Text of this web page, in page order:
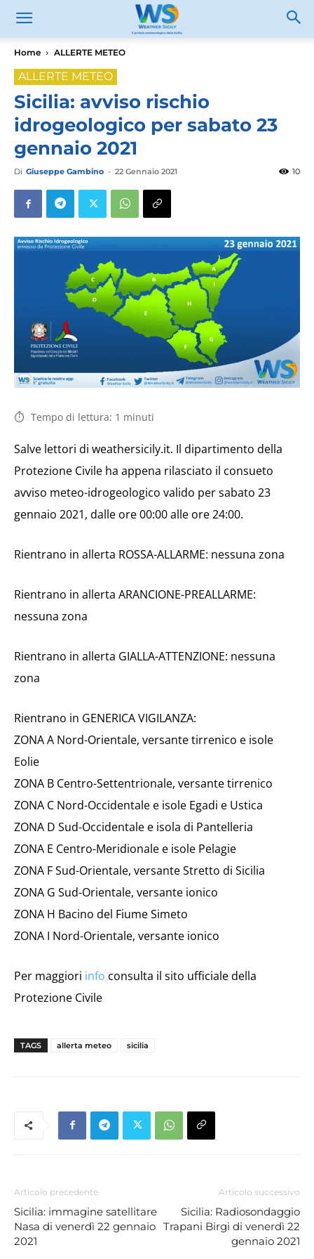
Home ALLERTE METEO
ALLERTE METEO
Sicilia: avviso rischio
idrogeologico per sabato 23
gennaio 2021
Di Giuseppe Gambino - 22 Gennaio 2021 10
Tempo di lettura: 1 minuti
Salve lettori di weathersicily.it. Il dipartimento della
Protezione Civile ha appena rilasciato il consueto
avviso meteo-idrogeologico valido per sabato 23
gennaio 2021, dalle ore 00:00 alle ore 24:00.
Rientrano in allerta ROSSA-ALLARME: nessuna zona
Rientrano in allerta ARANCIONE-PREALLARME:
nessuna zona
Rientrano in allerta GIALLA-ATTENZIONE: nessuna
zona
Rientrano in GENERICA VIGILANZA:
ZONA A Nord-Orientale, versante tirrenico e isole
Eolie
ZONA B Centro-Settentrionale, versante tirrenico
ZONA C Nord-Occidentale e isole Egadi e Ustica
ZONA D Sud-Occidentale e isola di Pantelleria
ZONA E Centro-Meridionale e isole Pelagie
ZONA F Sud-Orientale, versante Stretto di Sicilia
ZONA G Sud-Orientale, versante ionico
ZONA H Bacino del Fiume Simeto
ZONA I Nord-Orientale, versante ionico
Per maggiori info consulta il sito ufficiale della
Protezione Civile
TAGS allerta meteo sicilia
Articolo precedente
Sicilia: immagine satellitare
Nasa di venerdì 22 gennaio
2021
Articolo successivo
Sicilia: Radiosondaggio
Trapani Birgi di venerdì 22
gennaio 2021